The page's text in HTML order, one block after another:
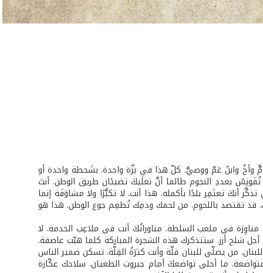
وأخٌ وابنُ عَمّ ووصيٌّ. كلّ هذا في بزّة واحدة. بشَحطة واحدة أو
بعددِ النجوم طالما أنَّ نعلَيكَ تضيئان طريق الوطن. أنتَ
أنكَ تعتَمِر بلدًا بأكمله. هذا أنت. لا تكبُّرًا ولا مشاوَفَة إنما
تقتصد باللحوم. من لحمك ودمِك تُطعِم جوع الوطن. هذا هو
في ملعب السلطة. مناوراتُكَ أنت في ملاعِب الخدمة. لا
شلح أرز. ستتذكرك هذه الشجرة المباركة كلما هبّت عاصفة.
من يصلّي للبنان قلّة وأنت كثرَةُ القِلّة. تسكن ضمير الناس
ما أحلى تواضعكَ أمام جبروت الطغيان. سلاحك عكّازة